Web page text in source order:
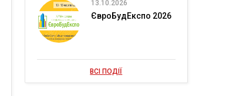
13.10.2026
ЄвроБудЕкспо 2026
ВСІ ПОДІЇ